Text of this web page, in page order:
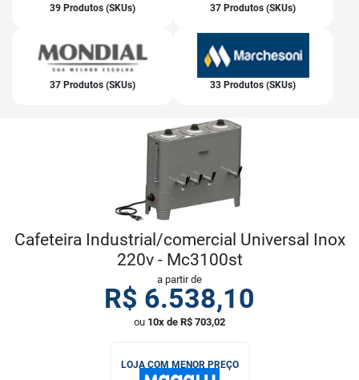
39 Produtos (SKUs) 37 Produtos (SKUs)
37 Produtos (SKUs) 33 Produtos (SKUs)
Cafeteira Industrial/comercial Universal Inox
220v - Mc3100st
a partir de
R$ 6.538,10
ou 10x de R$ 703,02
LOJA COM MENOR PREÇO